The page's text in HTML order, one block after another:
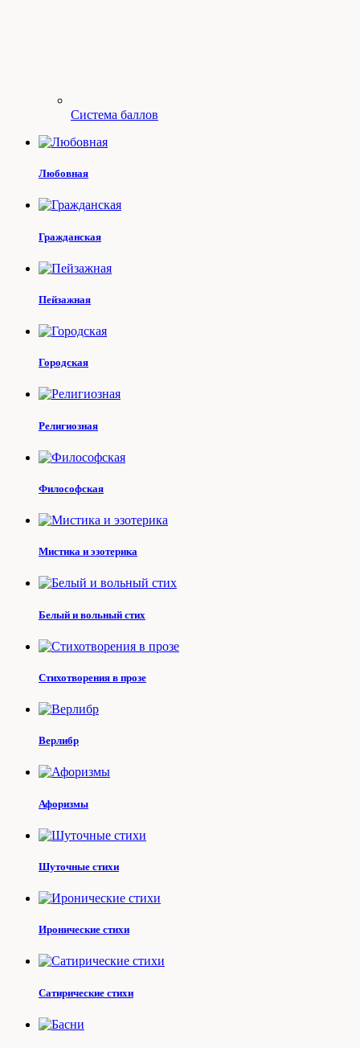
Система баллов
Любовная
Гражданская
Пейзажная
Городская
Религиозная
Философская
Мистика и эзотерика
Белый и вольный стих
Стихотворения в прозе
Верлибр
Афоризмы
Шуточные стихи
Иронические стихи
Сатирические стихи